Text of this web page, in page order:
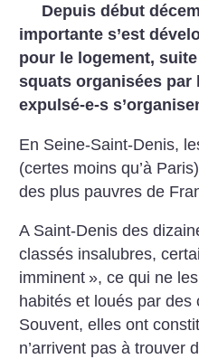
Depuis début
importante s’est
pour le logement,
squats organisées par
expulsé-e-s
En Seine-Saint-Denis,
(certes moins qu’à
des plus pauvres de
A Saint-Denis des
classés insalubres,
imminent », ce qui ne
habités et loués par
Souvent, elles ont
n’arrivent pas à trouver